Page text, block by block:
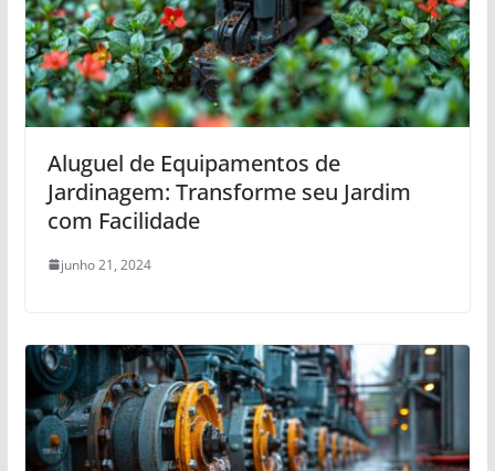
Aluguel de Equipamentos de
Jardinagem: Transforme seu Jardim
com Facilidade
junho 21, 2024